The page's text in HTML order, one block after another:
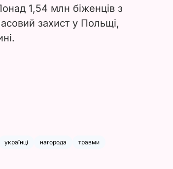
1,54 млн біженців з
захист у Польщі,
українці нагорода
травми